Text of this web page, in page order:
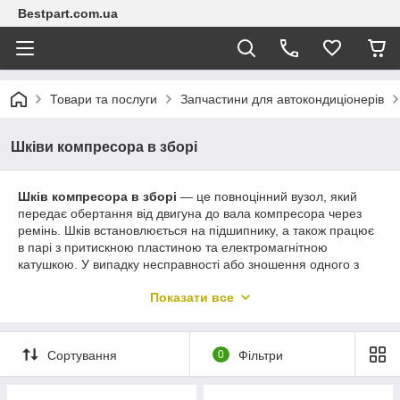
Bestpart.com.ua
Товари та послуги Запчастини для автокондиціонерів
Шківи компресора в зборі
Шків компресора в зборі — це повноцінний вузол, який
передає обертання від двигуна до вала компресора через
ремінь. Шків встановлюється на підшипнику, а також працює
в парі з притискною пластиною та електромагнітною
катушкою. У випадку несправності або зношення одного з
ремінь (6PK, 7PK, 8PK)
Вузли з уже встановленимпідшипником та
Показати все
Сортування 0 Фільтри